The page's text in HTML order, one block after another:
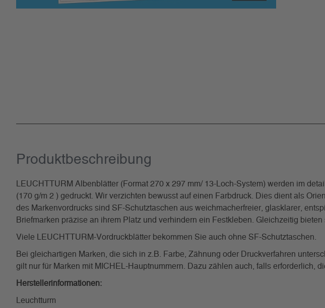
Produkt­beschreibung
LEUCHTTURM Albenblätter (Format 270 x 297 mm/ 13-Loch-System) werden im
(170 g/m 2 ) gedruckt. Wir verzichten bewusst auf einen Farbdruck. Dies dient als
des Markenvordrucks sind SF-Schutztaschen aus weichmacherfreier, glasklarer,
Briefmarken präzise an ihrem Platz und verhindern ein Festkleben. Gleichzeitig
Viele LEUCHTTURM-Vordruckblätter bekommen Sie auch ohne SF-Schutztaschen.
Bei gleichartigen Marken, die sich in z.B. Farbe, Zähnung oder Druckverfahren
gilt nur für Marken mit MICHEL-Hauptnummern. Dazu zählen auch, falls erforderlich,
Herstellerinformationen:
Leuchtturm